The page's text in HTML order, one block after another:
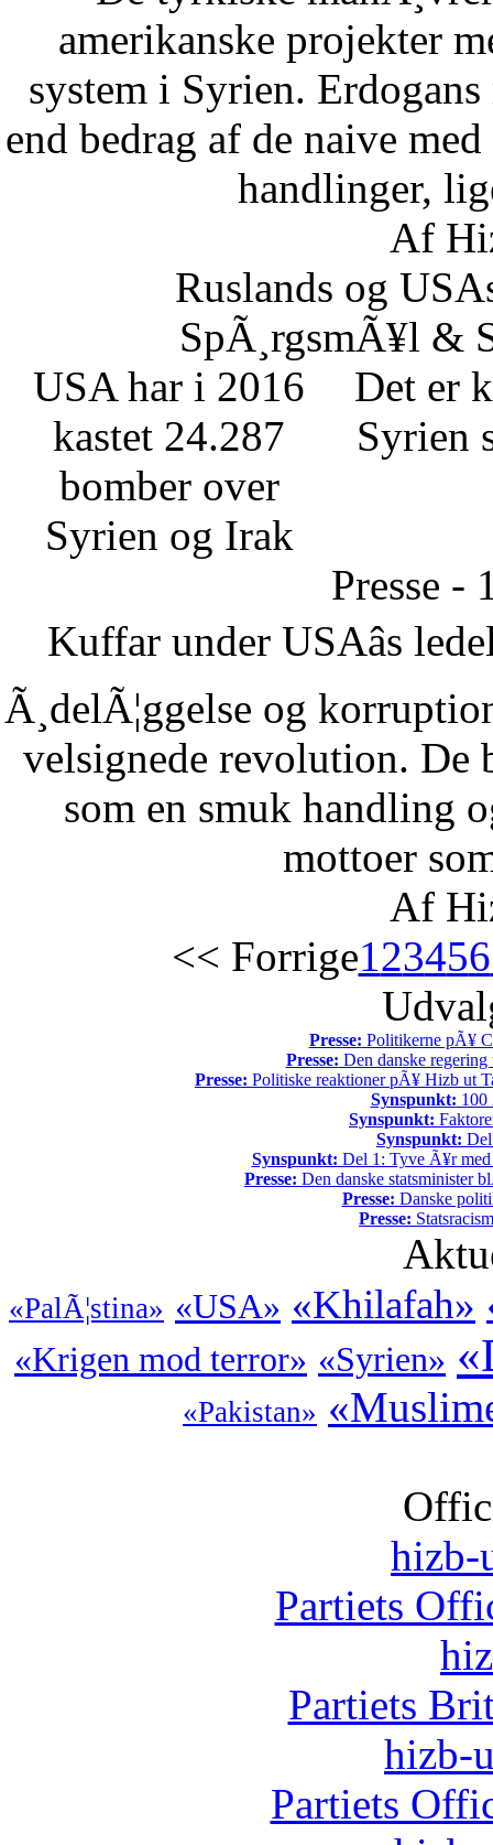
amerikanske projekter
system i Syrien.
end bedrag af de naive
handlinger,
Af
Ruslands og
SpÃ¸rgsmÃ¥l &
Det er
Syrien
USA har i 2016
kastet 24.287
bomber over
Syrien og Irak
Presse -
Kuffar under USAâs
Ã¸delÃ¦ggelse og
velsignede revolution. De
som en smuk handling
mottoer
Af
<< Forrige123456
Presse: Politikerne pÃ¥
Presse: Den danske
Presse: Politiske reaktioner pÃ¥ Hizb ut
Synspunkt: 100
Synspunkt:
Synspunkt:
Synspunkt: Del 1: Tyve Ã¥r med
Presse: Den danske statsminister
Presse: Danske
Presse:
«PalÃ¦stina» «USA» «Khilafah»
«Krigen mod terror» «Syrien»
«Pakistan»
hizb-
Partiets
Partiets
hizb-
Partiets